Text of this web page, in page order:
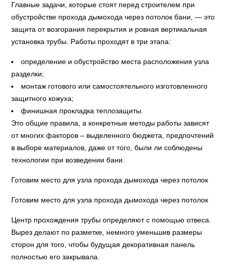
Главные задачи, которые стоят перед строителем при
обустройстве прохода дымохода через потолок бани, — это
защита от возгорания перекрытия и ровная вертикальная
установка трубы. Работы проходят в три этапа:
определение и обустройство места расположения узла
разделки;
монтаж готового или самостоятельного изготовленного
защитного кожуха;
финишная прокладка теплозащиты.
Это общие правила, а конкретные методы работы зависят
от многих факторов – выделенного бюджета, предпочтений
в выборе материалов, даже от того, были ли соблюдены
технологии при возведении бани.
Готовим место для узла прохода дымохода через потолок
Готовим место для узла прохода дымохода через потолок
Центр прохождения трубы определяют с помощью отвеса.
Вырез делают по разметке, немного уменьшив размеры
сторон для того, чтобы будущая декоративная панель
полностью его закрывала.